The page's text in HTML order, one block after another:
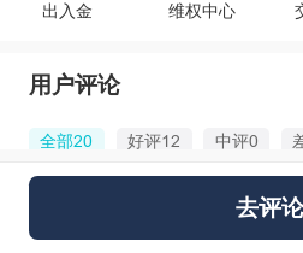
出入金 维权中心
用户评论
全部20 好评12 中评0
出金二十几天没到账
去评论